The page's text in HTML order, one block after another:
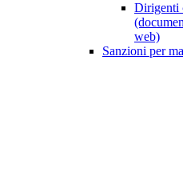
Dirigenti
web)
Sanzioni per